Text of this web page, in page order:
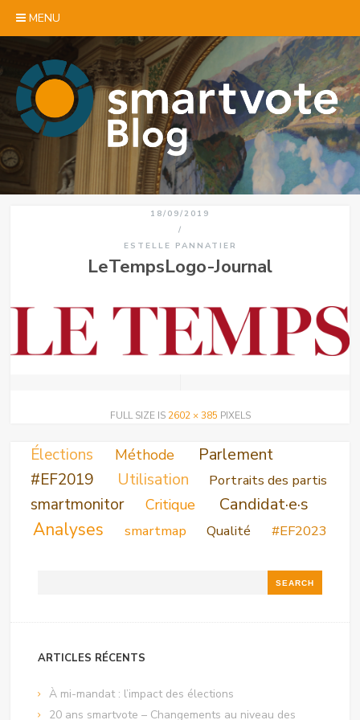
MENU
18/09/2019
/
ESTELLE PANNATIER
LeTempsLogo-Journal
FULL SIZE IS 2602 × 385 PIXELS
Élections Méthode Parlement
#EF2019 Utilisation Portraits des partis
smartmonitor Critique Candidat·e·s
Analyses smartmap Qualité #EF2023
ARTICLES RÉCENTS
À mi-mandat : l’impact des élections
20 ans smartvote – Changements au niveau des